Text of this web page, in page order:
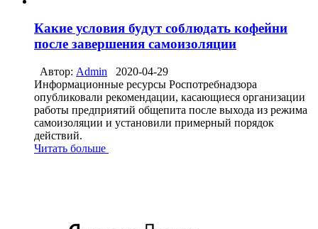
Какие условия будут соблюдать кофейни
после завершения самоизоляции
Автор: Admin
2020-04-29
Информационные ресурсы Роспотребнадзора
опубликовали рекомендации, касающиеся организации
работы предприятий общепита после выхода из режима
самоизоляции и установили примерный порядок
действий.
Читать больше